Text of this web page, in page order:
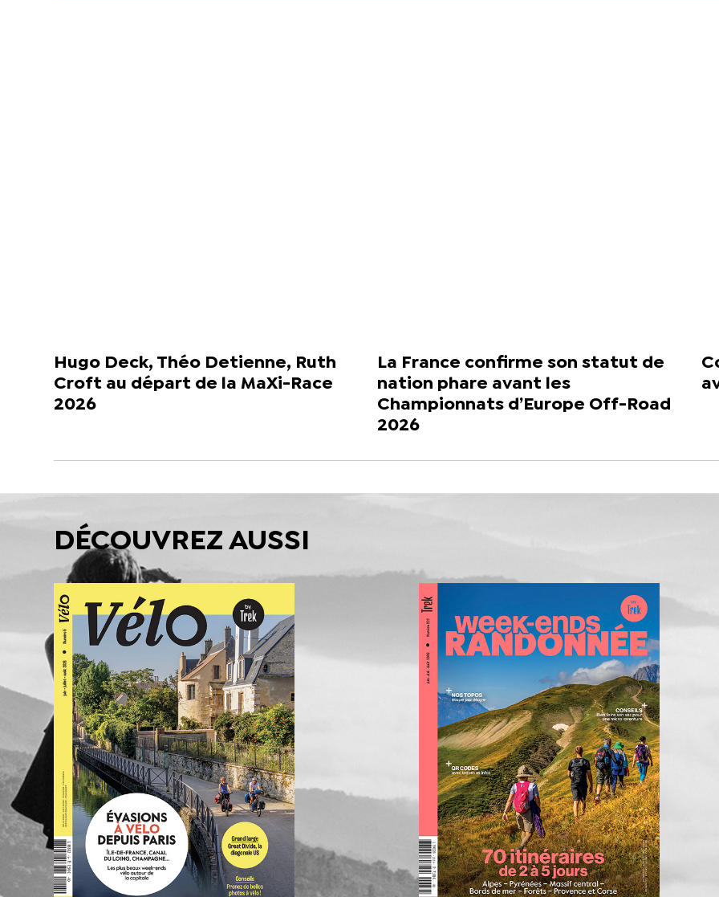
Hugo Deck, Théo Detienne, Ruth
Croft au départ de la MaXi-Race
2026
La France confirme son statut de
nation phare avant les
Championnats d’Europe Off-Road
2026
DÉCOUVREZ AUSSI